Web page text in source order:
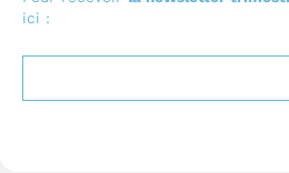
o
k
e i
n
s
t
ici :